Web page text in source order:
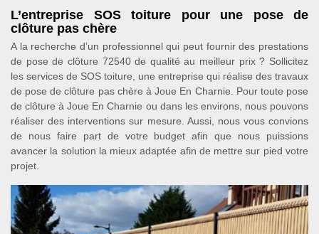
L’entreprise SOS toiture pour une pose de
clôture pas chère
A la recherche d’un professionnel qui peut fournir des prestations
de pose de clôture 72540 de qualité au meilleur prix ? Sollicitez
les services de SOS toiture, une entreprise qui réalise des travaux
de pose de clôture pas chère à Joue En Charnie. Pour toute pose
de clôture à Joue En Charnie ou dans les environs, nous pouvons
réaliser des interventions sur mesure. Aussi, nous vous convions
de nous faire part de votre budget afin que nous puissions
avancer la solution la mieux adaptée afin de mettre sur pied votre
projet.